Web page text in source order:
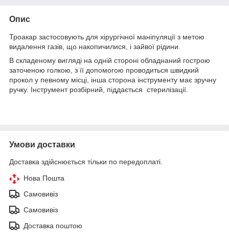
Опис
Троакар застосовують для хірургічної маніпуляції з метою
видалення газів, що накопичилися, і зайвої рідини.
В складеному вигляді на одній стороні обладнаний гострою
заточеною голкою, з її допомогою проводиться швидкий
прокол у певному місці, інша сторона інструменту має зручну
ручку. Інструмент розбірний, піддається стерилізації.
Умови доставки
Доставка здійснюється тільки по передоплаті.
Нова Пошта
Самовивіз
Самовивіз
Доставка поштою